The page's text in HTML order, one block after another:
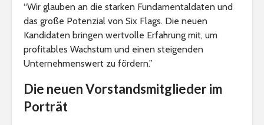
“Wir glauben an die starken Fundamentaldaten und
das große Potenzial von Six Flags. Die neuen
Kandidaten bringen wertvolle Erfahrung mit, um
profitables Wachstum und einen steigenden
Unternehmenswert zu fördern.”
Die neuen Vorstandsmitglieder im
Porträt